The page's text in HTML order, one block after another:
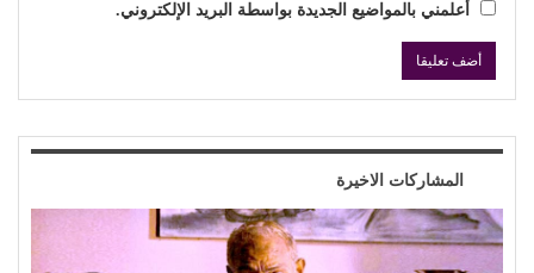
أعلمني بالمواضيع الجديدة بواسطة البريد الإلكتروني.
المشاركات الاخيرة